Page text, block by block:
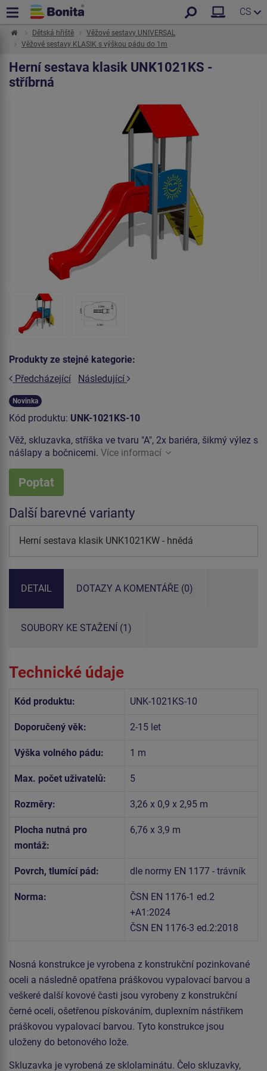
CS
Dětská hřiště
Věžové sestavy UNIVERSAL
Věžové sestavy KLASIK s výškou pádu do 1m
Herní sestava klasik UNK1021KS -
stříbrná
Produkty ze stejné kategorie:
Předcházející
Následující
Novinka
Kód produktu: UNK-1021KS-10
Věž, skluzavka, stříška ve tvaru "A", 2x bariéra, šikmý výlez s
nášlapy a bočnicemi. Více informací
Poptat
Další barevné varianty
Herní sestava klasik UNK1021KW - hnědá
DETAIL DOTAZY A KOMENTÁŘE (0)
SOUBORY KE STAŽENÍ (1)
Technické údaje
Kód produktu: UNK-1021KS-10
Doporučený věk: 2-15 let
Výška volného pádu: 1 m
Max. počet uživatelů: 5
Rozměry: 3,26 x 0,9 x 2,95 m
Plocha nutná pro
montáž:
6,76 x 3,9 m
Povrch, tlumící pád: dle normy EN 1177 - trávník
Norma:
ČSN EN 1176-1 ed.2
+A1:2024
ČSN EN 1176-3 ed.2:2018
Nosná konstrukce je vyrobena z konstrukční pozinkované
oceli a následně opatřena práškovou vypalovací barvou a
veškeré další kovové časti jsou vyrobeny z konstrukční
černé oceli, ošetřenou pískováním, duplexním nástřikem
práškovou vypalovací barvou. Tyto konstrukce jsou
uloženy do betonového lože.
Skluzavka je vyrobená ze sklolaminátu. Čelo skluzavky,